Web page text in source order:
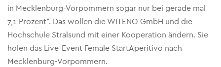
in Mecklenburg-Vorpommern sogar nur bei gerade mal
7,1 Prozent*. Das wollen die WITENO GmbH und die
Hochschule Stralsund mit einer Kooperation ändern. Sie
holen das Live-Event Female StartAperitivo nach
Mecklenburg-Vorpommern.